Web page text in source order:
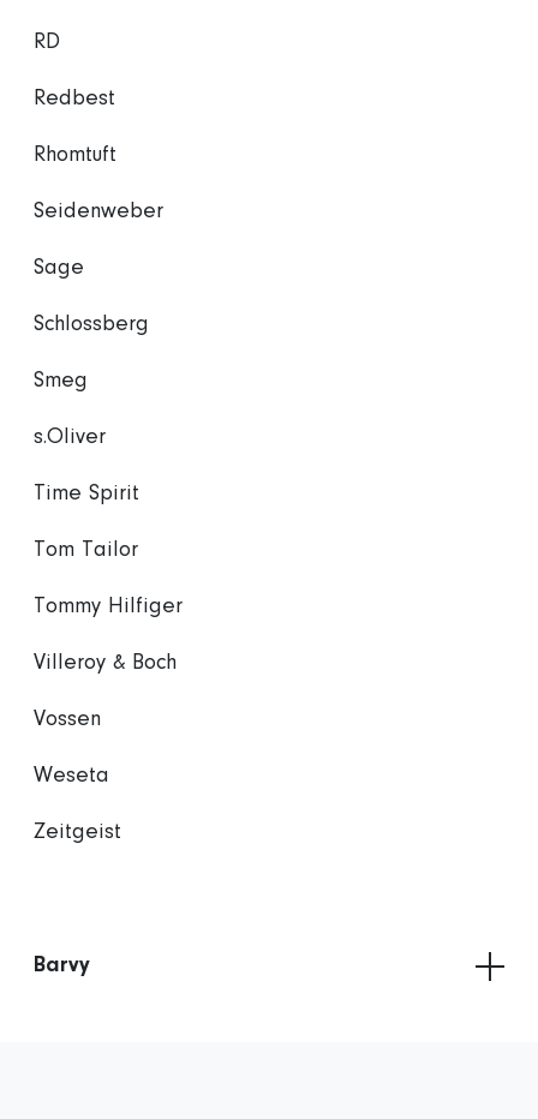
RD
Redbest
Rhomtuft
Seidenweber
Sage
Schlossberg
Smeg
s.Oliver
Time Spirit
Tom Tailor
Tommy Hilfiger
Villeroy & Boch
Vossen
Weseta
Zeitgeist
Barvy